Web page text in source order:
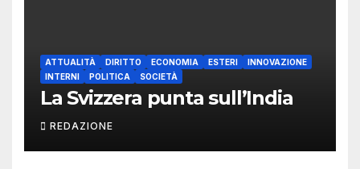
ATTUALITÀ DIRITTO ECONOMIA ESTERI
INNOVAZIONE
INTERNI
POLITICA SOCIETÀ
La Svizzera punta sull’India
REDAZIONE